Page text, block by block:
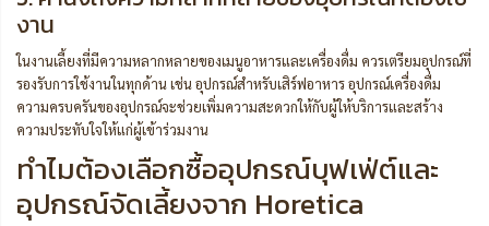
งาน
ในงานเลี้ยงที่มีความหลากหลายของเมนูอาหารและเครื่องดื่ม ควรเตรียมอุปกรณ์ที่
รองรับการใช้งานในทุกด้าน เช่น อุปกรณ์สำหรับเสิร์ฟอาหาร อุปกรณ์เครื่องดื่ม
ความครบครันของอุปกรณ์จะช่วยเพิ่มความสะดวกให้กับผู้ให้บริการและสร้าง
ความประทับใจให้แก่ผู้เข้าร่วมงาน
ทำไมต้องเลือกซื้ออุปกรณ์บุฟเฟ่ต์และ
อุปกรณ์จัดเลี้ยงจาก Horetica